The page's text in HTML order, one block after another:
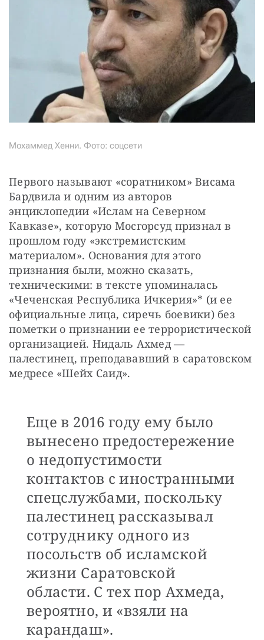
Мохаммед Хенни. Фото: соцсети
Первого называют «соратником» Висама
Бардвила и одним из авторов
энциклопедии «Ислам на Северном
Кавказе», которую Мосгорсуд признал в
прошлом году «экстремистским
материалом». Основания для этого
признания были, можно сказать,
техническими: в тексте упоминалась
«Чеченская Республика Ичкерия»* (и ее
официальные лица, сиречь боевики) без
пометки о признании ее террористической
организацией. Нидаль Ахмед —
палестинец, преподававший в саратовском
медресе «Шейх Саид».
Еще в 2016 году ему было
вынесено предостережение
о недопустимости
контактов с иностранными
спецслужбами, поскольку
палестинец рассказывал
сотруднику одного из
посольств об исламской
жизни Саратовской
области. С тех пор Ахмеда,
вероятно, и «взяли на
карандаш».